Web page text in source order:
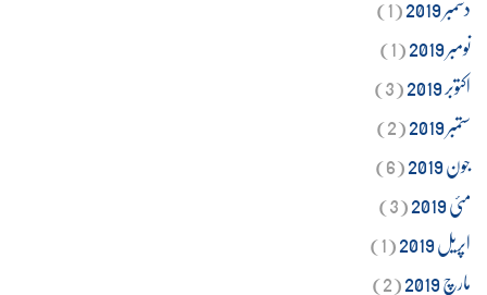
نومبر 2019
(1)
اکتوبر 2019
(3)
ستمبر 2019
(2)
جون 2019
(6)
مئی 2019
(3)
اپریل 2019
(1)
مارچ 2019
(2)